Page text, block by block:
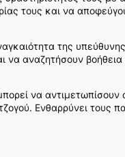
τους και να
της
να αναζητήσουν βοήθεια
να αντιμετωπίσουν
Ενθαρρύνει τους